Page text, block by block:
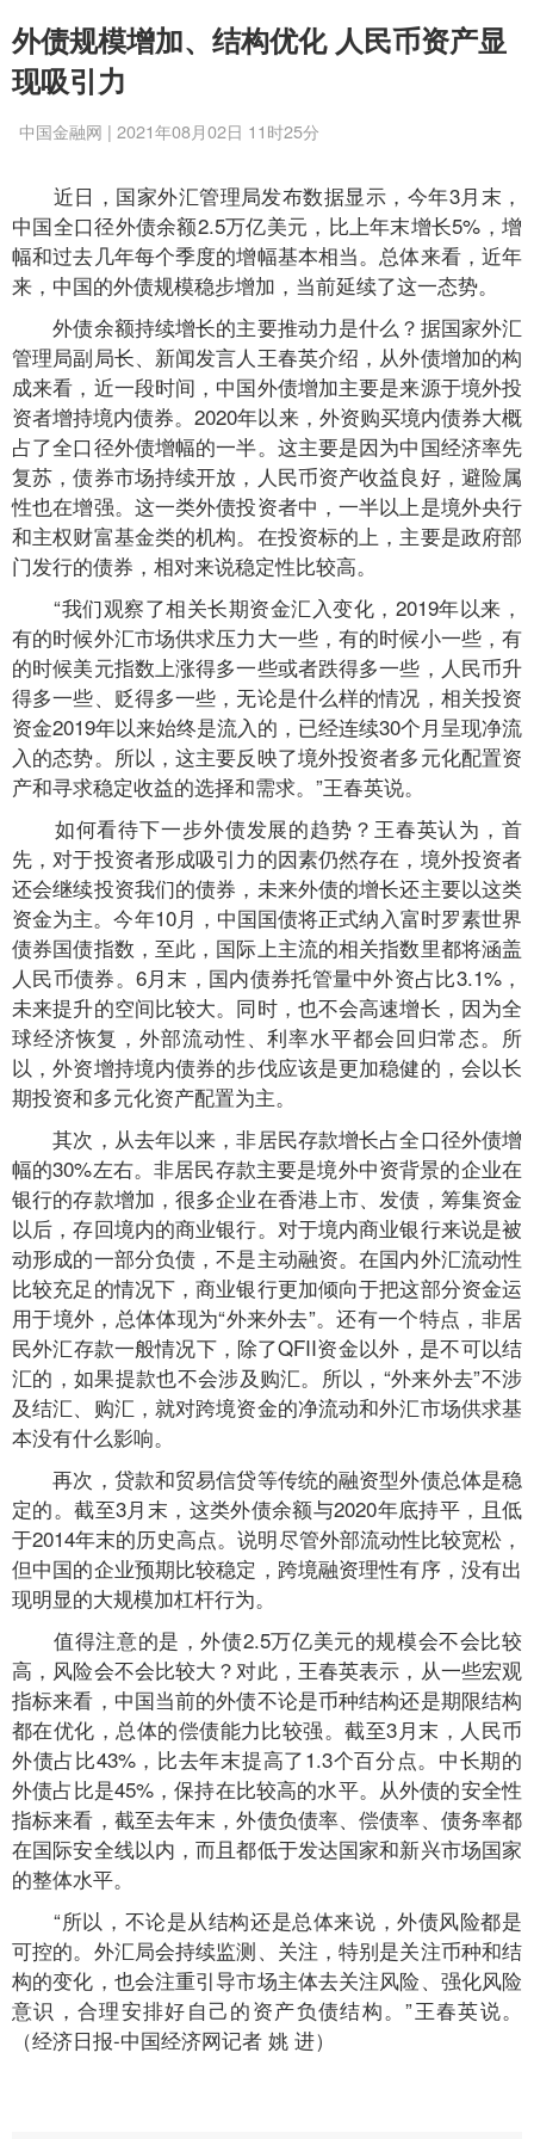
外债规模增加、结构优化 人民币资产显
现吸引力
中国金融网 | 2021年08月02日 11时25分
近日，国家外汇管理局发布数据显示，今年3月末，
中国全口径外债余额2.5万亿美元，比上年末增长5%，增
幅和过去几年每个季度的增幅基本相当。总体来看，近年
来，中国的外债规模稳步增加，当前延续了这一态势。
外债余额持续增长的主要推动力是什么？据国家外汇
管理局副局长、新闻发言人王春英介绍，从外债增加的构
成来看，近一段时间，中国外债增加主要是来源于境外投
资者增持境内债券。2020年以来，外资购买境内债券大概
占了全口径外债增幅的一半。这主要是因为中国经济率先
复苏，债券市场持续开放，人民币资产收益良好，避险属
性也在增强。这一类外债投资者中，一半以上是境外央行
和主权财富基金类的机构。在投资标的上，主要是政府部
门发行的债券，相对来说稳定性比较高。
“我们观察了相关长期资金汇入变化，2019年以来，
有的时候外汇市场供求压力大一些，有的时候小一些，有
的时候美元指数上涨得多一些或者跌得多一些，人民币升
得多一些、贬得多一些，无论是什么样的情况，相关投资
资金2019年以来始终是流入的，已经连续30个月呈现净流
入的态势。所以，这主要反映了境外投资者多元化配置资
产和寻求稳定收益的选择和需求。”王春英说。
如何看待下一步外债发展的趋势？王春英认为，首
先，对于投资者形成吸引力的因素仍然存在，境外投资者
还会继续投资我们的债券，未来外债的增长还主要以这类
资金为主。今年10月，中国国债将正式纳入富时罗素世界
债券国债指数，至此，国际上主流的相关指数里都将涵盖
人民币债券。6月末，国内债券托管量中外资占比3.1%，
未来提升的空间比较大。同时，也不会高速增长，因为全
球经济恢复，外部流动性、利率水平都会回归常态。所
以，外资增持境内债券的步伐应该是更加稳健的，会以长
期投资和多元化资产配置为主。
其次，从去年以来，非居民存款增长占全口径外债增
幅的30%左右。非居民存款主要是境外中资背景的企业在
银行的存款增加，很多企业在香港上市、发债，筹集资金
以后，存回境内的商业银行。对于境内商业银行来说是被
动形成的一部分负债，不是主动融资。在国内外汇流动性
比较充足的情况下，商业银行更加倾向于把这部分资金运
用于境外，总体体现为“外来外去”。还有一个特点，非居
民外汇存款一般情况下，除了QFII资金以外，是不可以结
汇的，如果提款也不会涉及购汇。所以，“外来外去”不涉
及结汇、购汇，就对跨境资金的净流动和外汇市场供求基
本没有什么影响。
再次，贷款和贸易信贷等传统的融资型外债总体是稳
定的。截至3月末，这类外债余额与2020年底持平，且低
于2014年末的历史高点。说明尽管外部流动性比较宽松，
但中国的企业预期比较稳定，跨境融资理性有序，没有出
现明显的大规模加杠杆行为。
值得注意的是，外债2.5万亿美元的规模会不会比较
高，风险会不会比较大？对此，王春英表示，从一些宏观
指标来看，中国当前的外债不论是币种结构还是期限结构
都在优化，总体的偿债能力比较强。截至3月末，人民币
外债占比43%，比去年末提高了1.3个百分点。中长期的
外债占比是45%，保持在比较高的水平。从外债的安全性
指标来看，截至去年末，外债负债率、偿债率、债务率都
在国际安全线以内，而且都低于发达国家和新兴市场国家
的整体水平。
“所以，不论是从结构还是总体来说，外债风险都是
可控的。外汇局会持续监测、关注，特别是关注币种和结
构的变化，也会注重引导市场主体去关注风险、强化风险
意识，合理安排好自己的资产负债结构。”王春英说。
（经济日报-中国经济网记者 姚 进）